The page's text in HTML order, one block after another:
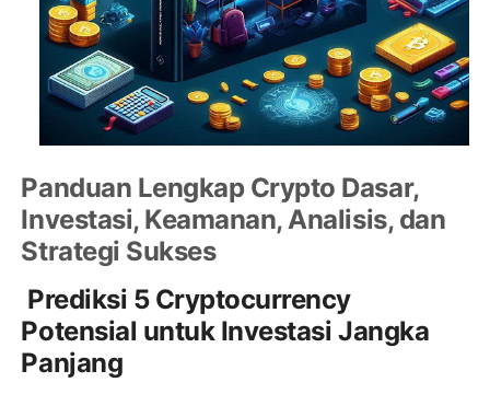
Panduan Lengkap Crypto Dasar,
Investasi, Keamanan, Analisis, dan
Strategi Sukses
Prediksi 5 Cryptocurrency
Potensial untuk Investasi Jangka
Panjang